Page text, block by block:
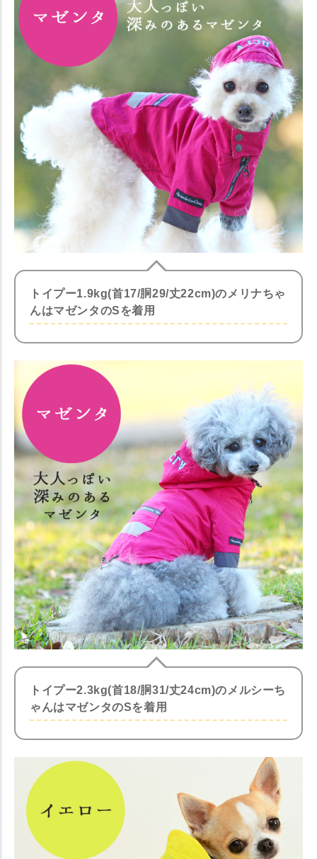
トイプー1.9kg(首17/胴29/丈22cm)のメリナちゃ
んはマゼンタのSを着用
トイプー2.3kg(首18/胴31/丈24cm)のメルシーち
ゃんはマゼンタのSを着用